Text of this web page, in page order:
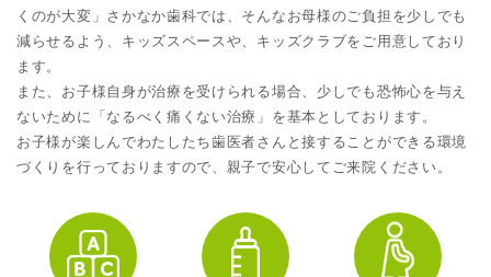
くのが大変」さかなか歯科では、そんなお母様のご負担を少しでも
減らせるよう、キッズスペースや、キッズクラブをご用意しており
ます。
また、お子様自身が治療を受けられる場合、少しでも恐怖心を与え
ないために「なるべく痛くない治療」を基本としております。
お子様が楽しんでわたしたち歯医者さんと接することができる環境
づくりを行っておりますので、親子で安心してご来院ください。